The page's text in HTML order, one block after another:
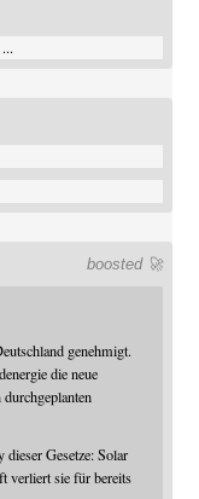
boosted 🚀
genehmigt.
die neue
Gesetze: Solar
verliert sie für bereits